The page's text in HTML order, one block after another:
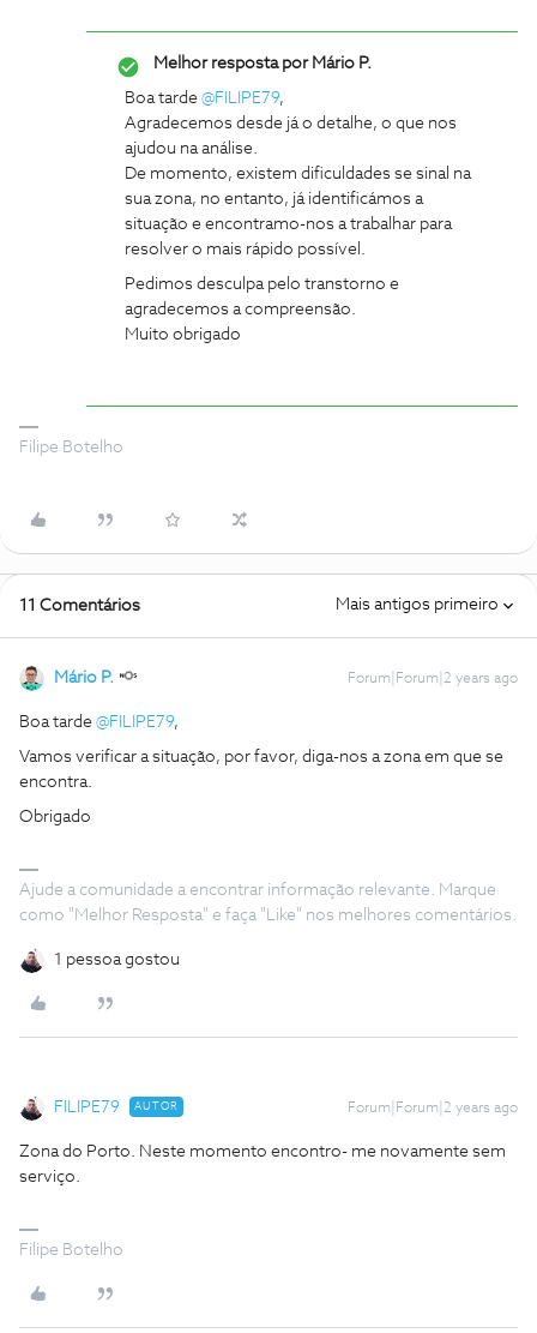
Melhor resposta porMário P.
Boa tarde @FILIPE79,
Agradecemos desde já o detalhe, o que nos
ajudou na análise.
De momento, existem dificuldades se sinal na
sua zona, no entanto, já identificámos a
situação e encontramo-nos a trabalhar para
resolver o mais rápido possível.
Pedimos desculpa pelo transtorno e
agradecemos a compreensão.
Muito obrigado
Filipe Botelho
11 Comentários Mais antigos primeiro
Mário P. Forum|Forum|2 years ago
Boa tarde @FILIPE79,
Vamos verificar a situação, por favor, diga-nos a zona em que se
encontra.
Obrigado
Ajude a comunidade a encontrar informação relevante. Marque
como "Melhor Resposta" e faça "Like" nos melhores comentários.
1 pessoa gostou
FILIPE79 AUTOR Forum|Forum|2 years ago
Zona do Porto. Neste momento encontro- me novamente sem
serviço.
Filipe Botelho